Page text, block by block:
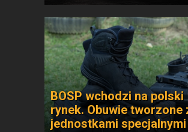
BOSP wchodzi na polski
rynek. Obuwie tworzone
jednostkami specjalnymi